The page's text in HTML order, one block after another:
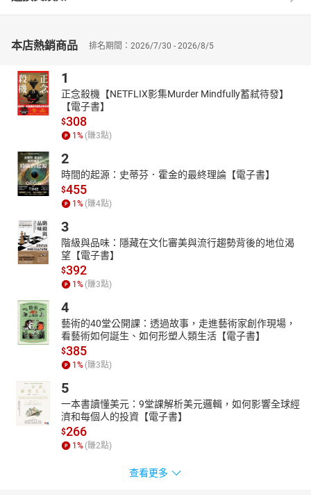
本書最新試題與解析，每一題都有詳細解析，你只需多加演練，將
理解考試的重點與脈絡，如此一來，在考場上更能得心應手，輕鬆
制霸考場！
本店熱銷商品 排名期間：2026/7/30 - 2026/8/5
1
正念殺機【NETFLIX影集Murder Mindfully蓄弒待發】
【電子書】
$308
1 % (賺3點)
2
時間的起源：史蒂芬．霍金的最終理論【電子書】
$455
1 % (賺4點)
3
階級與品味：隱藏在文化審美與流行趨勢背後的地位渴
望【電子書】
$392
1 % (賺3點)
4
藝術的40堂公開課：透過故事，走進藝術家創作現場，
看藝術如何誕生、如何形塑人類生活【電子書】
$385
1 % (賺3點)
5
一本書讀懂美元：9堂課解析美元邏輯，如何影響全球經
濟和每個人的投資【電子書】
$266
1 % (賺2點)
查看更多